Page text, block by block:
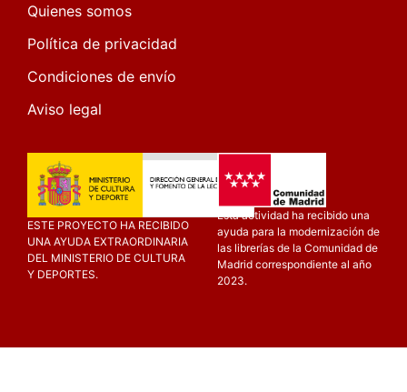
Quienes somos
Política de privacidad
Condiciones de envío
Aviso legal
ESTE PROYECTO HA RECIBIDO
UNA AYUDA EXTRAORDINARIA
DEL MINISTERIO DE CULTURA
Y DEPORTES.
Esta actividad ha recibido una
ayuda para la modernización de
las librerías de la Comunidad de
Madrid correspondiente al año
2023.